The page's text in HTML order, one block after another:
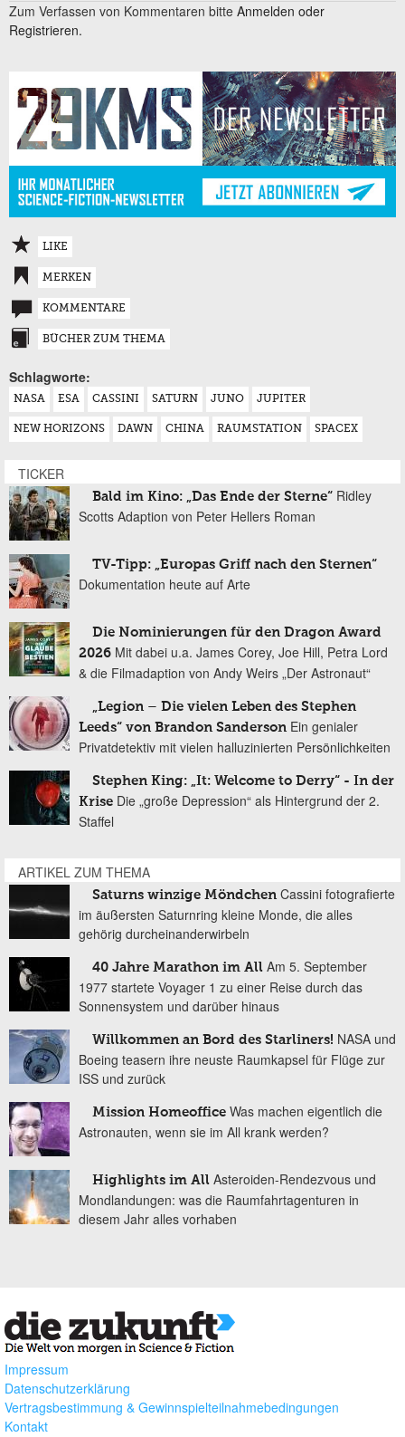
Zum Verfassen von Kommentaren bitte Anmelden oder
Registrieren.
LIKE
MERKEN
KOMMENTARE
BÜCHER ZUM THEMA
Schlagworte:
NASA ESA CASSINI SATURN JUNO JUPITER
NEW HORIZONS DAWN CHINA RAUMSTATION SPACEX
TICKER
Bald im Kino: „Das Ende der Sterne“ Ridley
Scotts Adaption von Peter Hellers Roman
TV-Tipp: „Europas Griff nach den Sternen“
Dokumentation heute auf Arte
Die Nominierungen für den Dragon Award
2026 Mit dabei u.a. James Corey, Joe Hill, Petra Lord
& die Filmadaption von Andy Weirs „Der Astronaut“
„Legion – Die vielen Leben des Stephen
Leeds“ von Brandon Sanderson Ein genialer
Privatdetektiv mit vielen halluzinierten Persönlichkeiten
Stephen King: „It: Welcome to Derry“ - In der
Krise Die „große Depression“ als Hintergrund der 2.
Staffel
ARTIKEL ZUM THEMA
Saturns winzige Möndchen Cassini fotografierte
im äußersten Saturnring kleine Monde, die alles
gehörig durcheinanderwirbeln
40 Jahre Marathon im All Am 5. September
1977 startete Voyager 1 zu einer Reise durch das
Sonnensystem und darüber hinaus
Willkommen an Bord des Starliners! NASA und
Boeing teasern ihre neuste Raumkapsel für Flüge zur
ISS und zurück
Mission Homeoffice Was machen eigentlich die
Astronauten, wenn sie im All krank werden?
Highlights im All Asteroiden-Rendezvous und
Mondlandungen: was die Raumfahrtagenturen in
diesem Jahr alles vorhaben
Impressum
Datenschutzerklärung
Vertragsbestimmung & Gewinnspielteilnahmebedingungen
Kontakt